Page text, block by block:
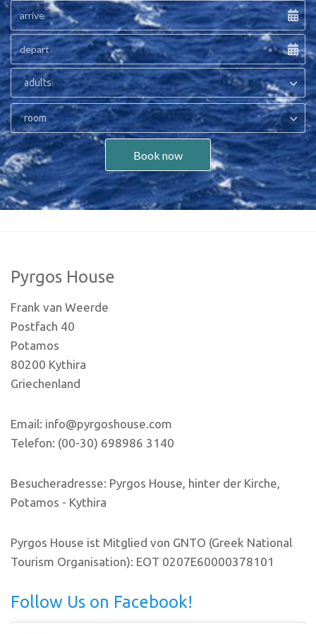
adults
room
Book now
Pyrgos House
Frank van Weerde
Postfach 40
Potamos
80200 Kythira
Griechenland
Email: info@pyrgoshouse.com
Telefon: (00-30) 698986 3140
Besucheradresse: Pyrgos House, hinter der Kirche,
Potamos - Kythira
Pyrgos House ist Mitglied von GNTO (Greek National
Tourism Organisation): EOT 0207E60000378101
Follow Us on Facebook!